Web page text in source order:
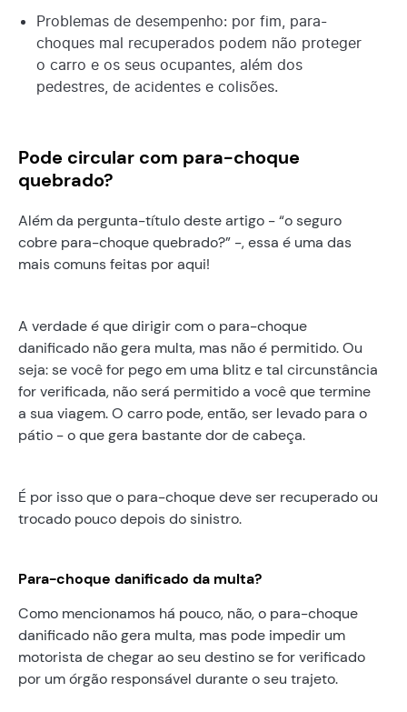
Problemas de desempenho: por fim, para-
choques mal recuperados podem não proteger
o carro e os seus ocupantes, além dos
pedestres, de acidentes e colisões.
Pode circular com para-choque
quebrado?
Além da pergunta-título deste artigo - “o seguro
cobre para-choque quebrado?” -, essa é uma das
mais comuns feitas por aqui!
A verdade é que dirigir com o para-choque
danificado não gera multa, mas não é permitido. Ou
seja: se você for pego em uma blitz e tal circunstância
for verificada, não será permitido a você que termine
a sua viagem. O carro pode, então, ser levado para o
pátio - o que gera bastante dor de cabeça.
É por isso que o para-choque deve ser recuperado ou
trocado pouco depois do sinistro.
Para-choque danificado da multa?
Como mencionamos há pouco, não, o para-choque
danificado não gera multa, mas pode impedir um
motorista de chegar ao seu destino se for verificado
por um órgão responsável durante o seu trajeto.